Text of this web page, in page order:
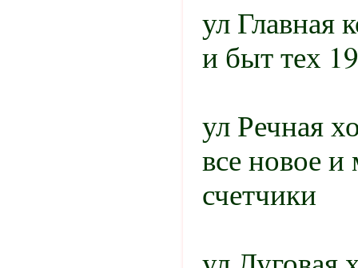
ул Главная
и быт тех
ул Речная
все новое
счетчики